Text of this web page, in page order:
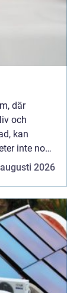
där
och
kan
inte nog
2026